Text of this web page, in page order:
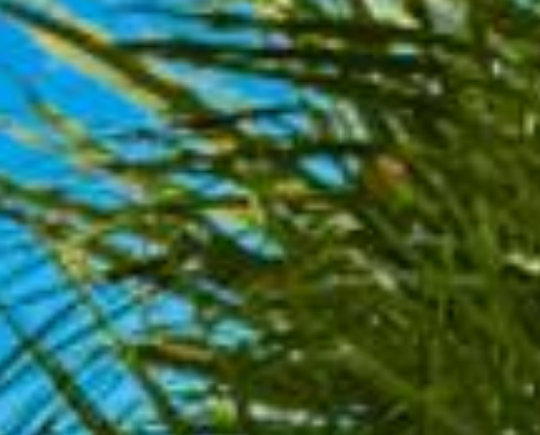
المجلة
من
نحن